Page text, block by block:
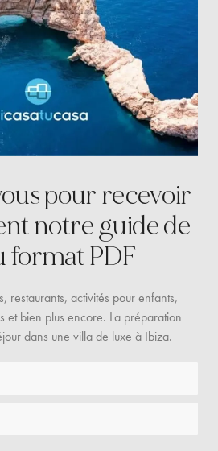
pour recevoir
notre guide de
format PDF
restaurants, activités pour enfants,
et bien plus encore. La préparation
dans une villa de luxe à Ibiza.